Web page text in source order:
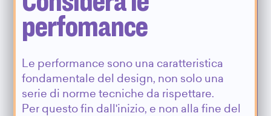
perfomance
Le performance sono una caratteristica
fondamentale del design, non solo una
serie di norme tecniche da rispettare.
Per questo fin dall'inizio, e non alla fine del